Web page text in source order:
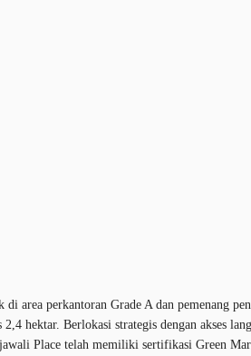
perkantoran Grade A dan pemenang
hektar. Berlokasi strategis dengan akses
Place telah memiliki sertifikasi Green